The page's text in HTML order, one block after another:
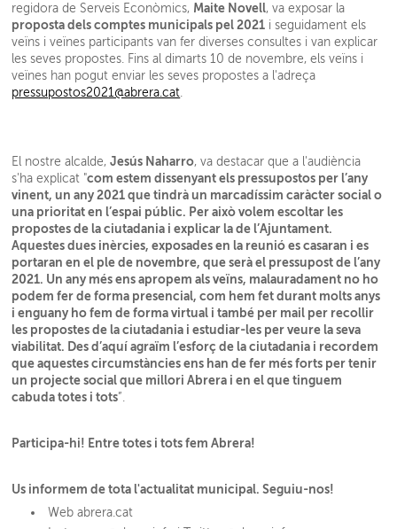
regidora de Serveis Econòmics, Maite Novell, va exposar la
proposta dels comptes municipals pel 2021 i seguidament els
veïns i veïnes participants van fer diverses consultes i van explicar
les seves propostes. Fins al dimarts 10 de novembre, els veïns i
veïnes han pogut enviar les seves propostes a l'adreça
pressupostos2021@abrera.cat.
El nostre alcalde,Jesús Naharro, va destacar que a l'audiència
s'ha explicat "com estem dissenyant els pressupostos per l’any
vinent, un any 2021 que tindrà un marcadíssim caràcter social o
una prioritat en l’espai públic. Per això volem escoltar les
propostes de la ciutadania i explicar la de l’Ajuntament.
Aquestes dues inèrcies, exposades en la reunió es casaran i es
portaran en el ple de novembre, que serà el pressupost de l’any
2021. Un any més ens apropem als veïns, malauradament no ho
podem fer de forma presencial, com hem fet durant molts anys
i enguany ho fem de forma virtual i també per mail per recollir
les propostes de la ciutadania i estudiar-les per veure la seva
viabilitat. Des d’aquí agraïm l’esforç de la ciutadania i recordem
que aquestes circumstàncies ens han de fer més forts per tenir
un projecte social que millori Abrera i en el que tinguem
cabuda totes i tots”.
Participa-hi! Entre totes i tots fem Abrera!
Us informem de tota l'actualitat municipal. Seguiu-nos!
Web abrera.cat